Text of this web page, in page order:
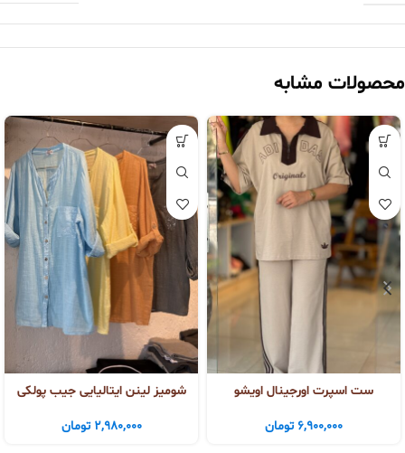
محصولات مشابه
ست اسپرت اورجینال اویشو
6,900,000 تومان
شومیز لینن ایتالیایی جیب پولکی
2,980,000 تومان